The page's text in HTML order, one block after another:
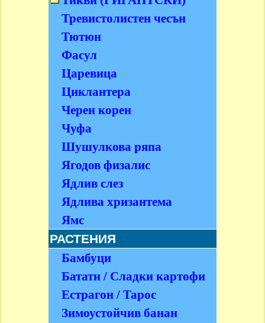
Тревистолистен чесън
Тютюн
Фасул
Царевица
Циклантера
Черен корен
Чуфа
Шушулкова ряпа
Ягодов физалис
Ядлив слез
Ядлива хризантема
Ямс
РАСТЕНИЯ
Бамбуци
Батати / Сладки картофи
Естрагон / Тарос
Зимоустойчив банан